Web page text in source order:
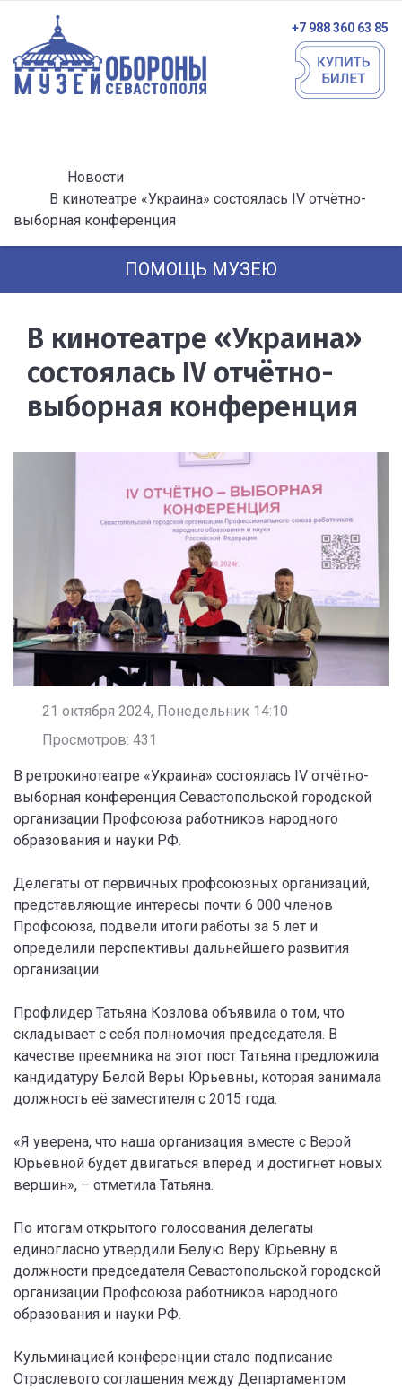
+7 988 360 63 85
Новости
В кинотеатре «Украина» состоялась IV отчётно-
выборная конференция
ПОМОЩЬ МУЗЕЮ
В кинотеатре «Украина»
состоялась IV отчётно-
выборная конференция
21 октября 2024, Понедельник 14:10
Просмотров: 431
В ретрокинотеатре «Украина» состоялась IV отчётно-
выборная конференция Севастопольской городской
организации Профсоюза работников народного
образования и науки РФ.
Делегаты от первичных профсоюзных организаций,
представляющие интересы почти 6 000 членов
Профсоюза, подвели итоги работы за 5 лет и
определили перспективы дальнейшего развития
организации.
Профлидер Татьяна Козлова объявила о том, что
складывает с себя полномочия председателя. В
качестве преемника на этот пост Татьяна предложила
кандидатуру Белой Веры Юрьевны, которая занимала
должность её заместителя с 2015 года.
«Я уверена, что наша организация вместе с Верой
Юрьевной будет двигаться вперёд и достигнет новых
вершин», – отметила Татьяна.
По итогам открытого голосования делегаты
единогласно утвердили Белую Веру Юрьевну в
должности председателя Севастопольской городской
организации Профсоюза работников народного
образования и науки РФ.
Кульминацией конференции стало подписание
Отраслевого соглашения между Департаментом